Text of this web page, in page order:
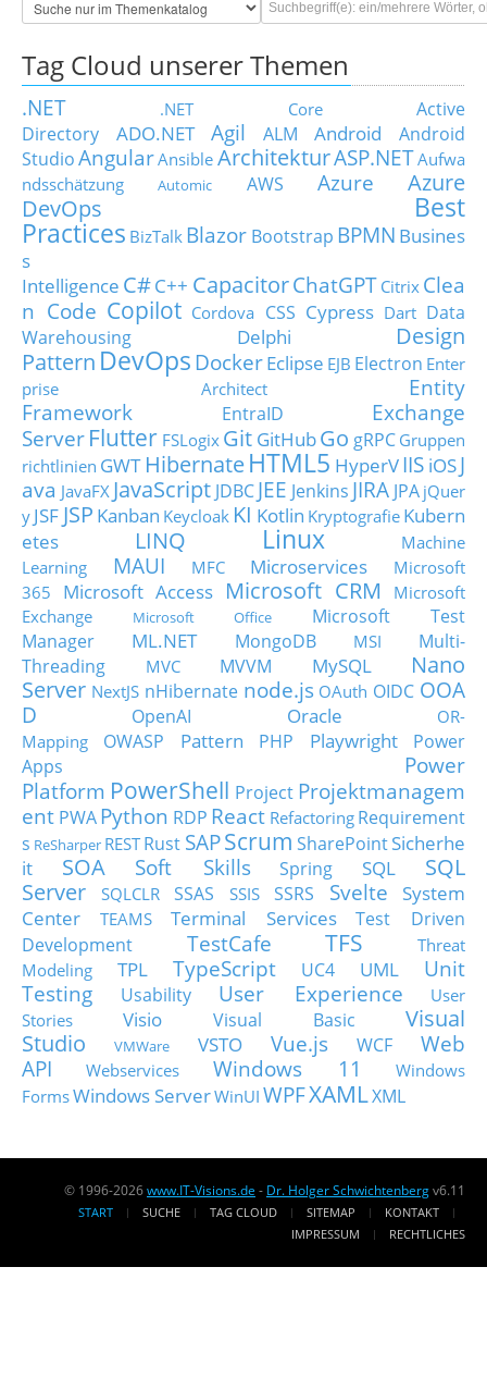
Tag Cloud unserer Themen
.NET .NET Core
Active
Directory
ADO.NET Agil ALM Android
Android
StudioAngularAnsible ArchitekturASP.NETAufwa
ndsschätzung
Automic AWS Azure
Azure
DevOps
Best
Practices BizTalk Blazor Bootstrap BPMN Busines
s
Intelligence C#C++ CapacitorChatGPT Citrix Clea
n Code Copilot Cordova CSS Cypress Dart Data
Warehousing
Delphi
Design
Pattern DevOps DockerEclipse EJB Electron Enter
prise Architect
Entity
Framework
EntraID
Exchange
Server Flutter FSLogix Git GitHubGo gRPC Gruppen
richtlinien GWT HibernateHTML5 HyperVIIS iOSJ
ava JavaFX JavaScript JDBC JEE Jenkins JIRA JPA jQuer
y JSF JSP Kanban Keycloak KI Kotlin Kryptografie Kubern
etes
LINQ Linux
Machine
Learning
MAUI MFC Microservices
Microsoft
365
Microsoft Access Microsoft CRM
Microsoft
Exchange
Microsoft Office
Microsoft Test
Manager
ML.NET MongoDB MSI
Multi-
Threading
MVC MVVM MySQL
Nano
Server NextJS nHibernate node.js OAuth OIDC OOA
D
OpenAI Oracle
OR-
Mapping
OWASP Pattern PHP Playwright
Power
Apps
Power
Platform PowerShell Project Projektmanagem
ent PWA Python RDP React Refactoring Requirement
s ReSharper RESTRust SAPScrum SharePointSicherhe
it
SOA Soft Skills Spring SQL
SQL
Server
SQLCLR SSAS SSIS SSRS Svelte
System
Center
TEAMS Terminal Services
Test Driven
Development
TestCafe TFS
Threat
Modeling
TPL TypeScript UC4 UML
Unit
Testing
Usability User Experience
User
Stories
Visio Visual Basic
Visual
Studio
VMWare VSTO Vue.js WCF
Web
API
Webservices Windows 11
Windows
FormsWindows ServerWinUI WPFXAMLXML
© 1996-2026www.IT-Visions.de - Dr. Holger Schwichtenbergv6.11
START SUCHE TAG CLOUD SITEMAP
KONTAKT
IMPRESSUM
RECHTLICHES